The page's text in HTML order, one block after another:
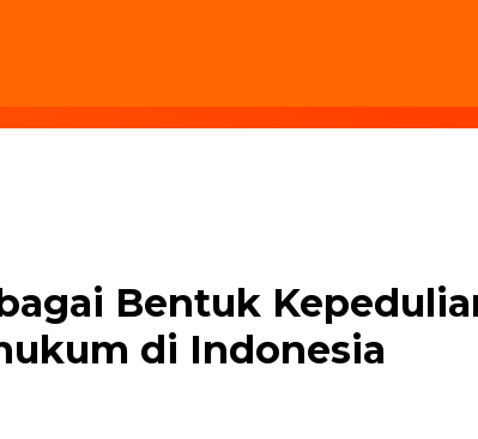
Bentuk
di Indonesia